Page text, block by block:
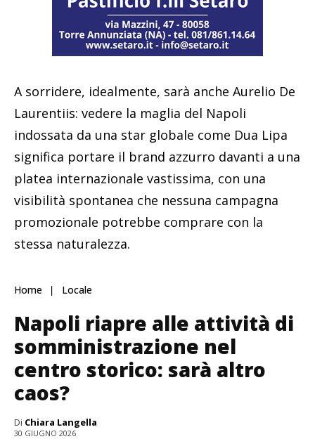
A sorridere, idealmente, sarà anche Aurelio De
Laurentiis: vedere la maglia del Napoli
indossata da una star globale come Dua Lipa
significa portare il brand azzurro davanti a una
platea internazionale vastissima, con una
visibilità spontanea che nessuna campagna
promozionale potrebbe comprare con la
stessa naturalezza.
Home Locale
Napoli riapre alle attività di
somministrazione nel
centro storico: sarà altro
caos?
Di Chiara Langella
30 GIUGNO 2026